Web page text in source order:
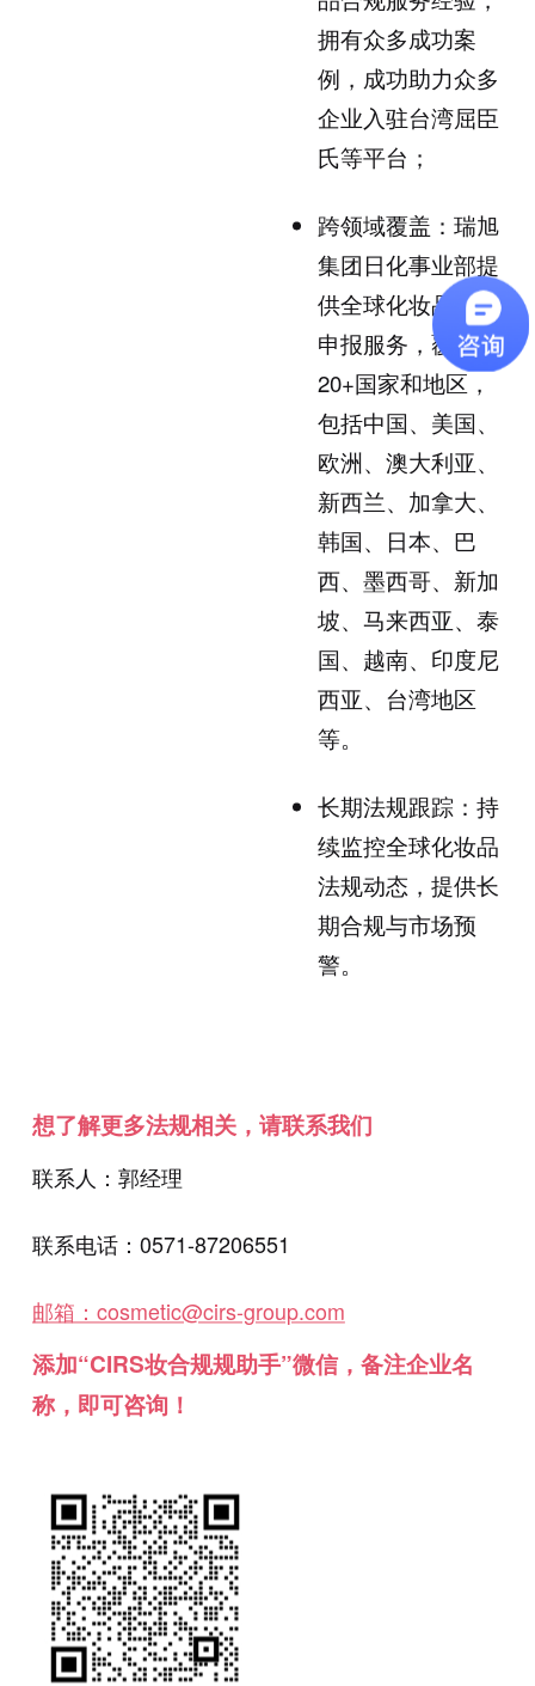
拥有众多成功案
例，成功助力众多
企业入驻台湾屈臣
氏等平台；
跨领域覆盖：瑞旭
集团日化事业部提
供全球化妆品注册
申报服务，覆盖
20+国家和地区，
包括中国、美国、
欧洲、澳大利亚、
新西兰、加拿大、
韩国、日本、巴
西、墨西哥、新加
坡、马来西亚、泰
国、越南、印度尼
西亚、台湾地区
等。
长期法规跟踪：持
续监控全球化妆品
法规动态，提供长
期合规与市场预
警。
想了解更多法规相关，请联系我们
联系人：郭经理
联系电话：0571-87206551
邮箱：cosmetic@cirs-group.com
添加“CIRS妆合规规助手”微信，备注企业名
称，即可咨询！